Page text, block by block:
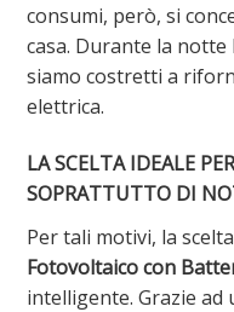
consumi, però, si
casa. Durante la notte
siamo costretti a
elettrica.
LA SCELTA IDEALE
SOPRATTUTTO DI
Per tali motivi, la
Fotovoltaico con
intelligente. Grazie ad